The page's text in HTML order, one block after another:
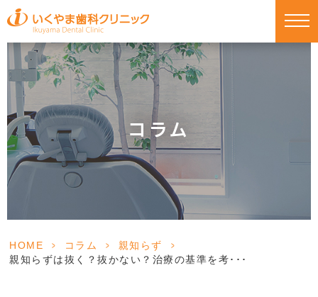
コラム
HOME > コラム > 親知らず
>
親知らずは抜く？抜かない？治療の基準を考･･･